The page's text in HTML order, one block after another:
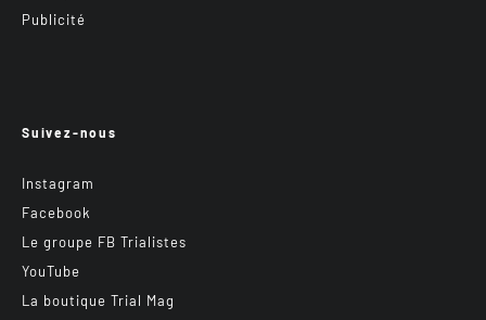
Publicité
Suivez-nous
Instagram
Facebook
Le groupe FB Trialistes
YouTube
La boutique Trial Mag